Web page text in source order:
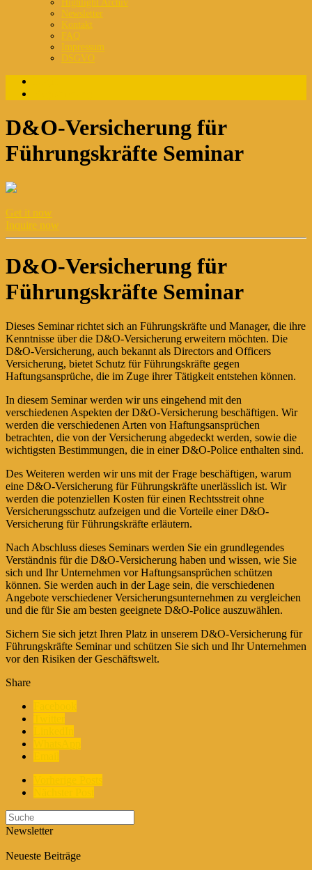
Highlight Archiv
Newsletter
Kontakt
FAQ
Impressum
DSGVO
D&O-Versicherung für
Führungskräfte Seminar
Get it now
Inquire now
D&O-Versicherung für
Führungskräfte Seminar
Dieses Seminar richtet sich an Führungskräfte und Manager, die ihre
Kenntnisse über die D&O-Versicherung erweitern möchten. Die
D&O-Versicherung, auch bekannt als Directors and Officers
Versicherung, bietet Schutz für Führungskräfte gegen
Haftungsansprüche, die im Zuge ihrer Tätigkeit entstehen können.
In diesem Seminar werden wir uns eingehend mit den
verschiedenen Aspekten der D&O-Versicherung beschäftigen. Wir
werden die verschiedenen Arten von Haftungsansprüchen
betrachten, die von der Versicherung abgedeckt werden, sowie die
wichtigsten Bestimmungen, die in einer D&O-Police enthalten sind.
Des Weiteren werden wir uns mit der Frage beschäftigen, warum
eine D&O-Versicherung für Führungskräfte unerlässlich ist. Wir
werden die potenziellen Kosten für einen Rechtsstreit ohne
Versicherungsschutz aufzeigen und die Vorteile einer D&O-
Versicherung für Führungskräfte erläutern.
Nach Abschluss dieses Seminars werden Sie ein grundlegendes
Verständnis für die D&O-Versicherung haben und wissen, wie Sie
sich und Ihr Unternehmen vor Haftungsansprüchen schützen
können. Sie werden auch in der Lage sein, die verschiedenen
Angebote verschiedener Versicherungsunternehmen zu vergleichen
und die für Sie am besten geeignete D&O-Police auszuwählen.
Sichern Sie sich jetzt Ihren Platz in unserem D&O-Versicherung für
Führungskräfte Seminar und schützen Sie sich und Ihr Unternehmen
vor den Risiken der Geschäftswelt.
Share
Newsletter
Neueste Beiträge